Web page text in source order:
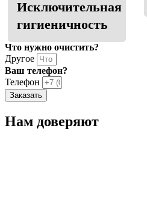
Исключительная
гигиеничность
Что нужно очистить?
Другое
Ваш телефон?
Телефон
Заказать
Нам доверяют